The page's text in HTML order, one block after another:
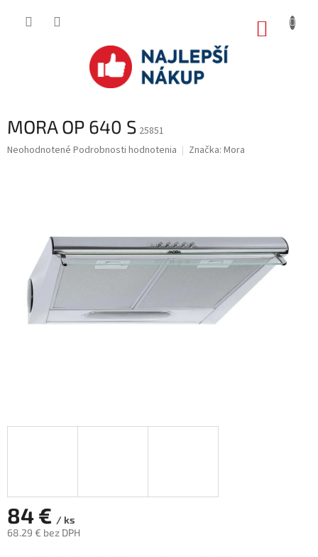
MORA OP 640 S 25851
Priemerné
hviezdičiek.
Neohodnotené Podrobnosti hodnotenia Značka: Mora
84 € / ks
68.29 € bez DPH